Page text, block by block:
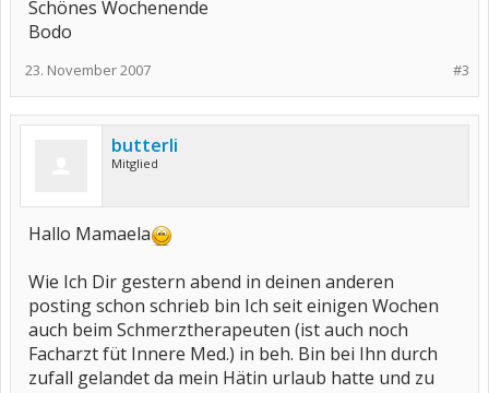
Schönes Wochenende
Bodo
#3
23. November 2007
butterli
Mitglied
Hallo Mamaela
Wie Ich Dir gestern abend in deinen anderen
posting schon schrieb bin Ich seit einigen Wochen
auch beim Schmerztherapeuten (ist auch noch
Facharzt füt Innere Med.) in beh. Bin bei Ihn durch
zufall gelandet da mein Hätin urlaub hatte und zu